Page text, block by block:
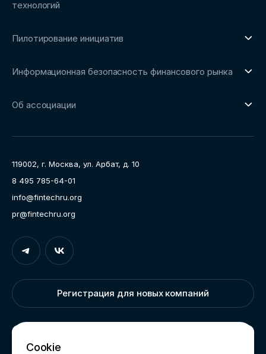
Трендвотчинг и информационный сервис
технологий
Репозиторий Ассоциации
Рабочие группы
Пилотирование инициатив
Площадка пилотного тестирования
Информационная безопасность финансового рынка
Направления работы
Об ассоциации
Карьера
Контакты
Документы
119002, г. Москва, ул. Арбат, д. 10
8 495 785-64-01
info@fintechru.org
pr@fintechru.org
Регистрация для новых компаний
Cookie
Вход
Укажите вашу корпоративную почту. На неё мы вышлем
ссылку для входа